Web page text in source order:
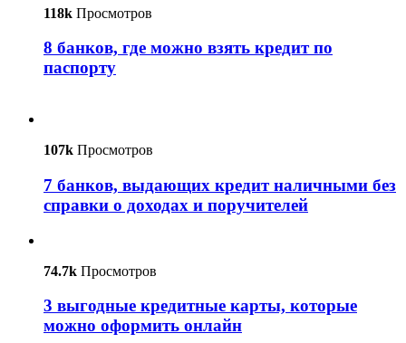
118k Просмотров
8 банков, где можно взять кредит по
паспорту
107k Просмотров
7 банков, выдающих кредит наличными без
справки о доходах и поручителей
74.7k Просмотров
3 выгодные кредитные карты, которые
можно оформить онлайн